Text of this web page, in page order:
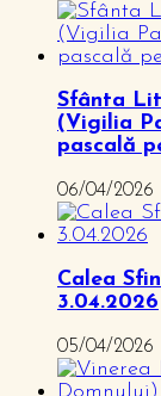
Sfânta
(Vigilia
pascală
06/04/2026
Calea
3.04.2026
05/04/2026